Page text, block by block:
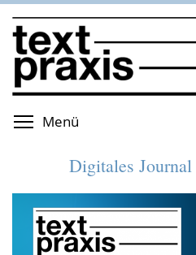
Direkt
zum
Inhalt
Menü
Digitales